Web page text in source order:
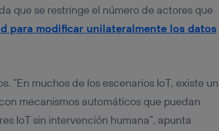
que se restringe el número de actores que
para modificar unilateralmente los datos
“En muchos de los escenarios IoT, existe un
mecanismos automáticos que puedan
IoT sin intervención humana”, apunta